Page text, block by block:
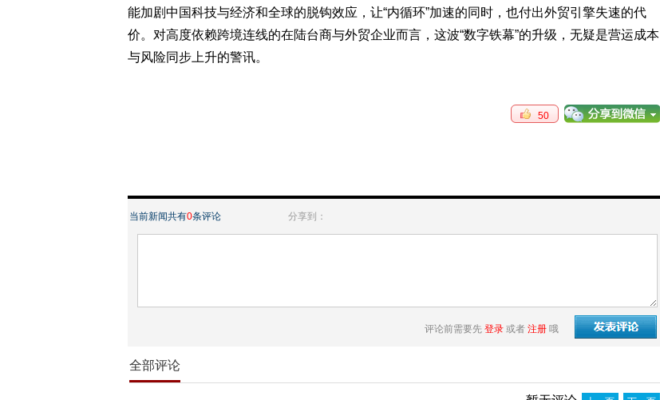
能加剧中国科技与经济和全球的脱钩效应，让“内循环”加速的同时，也付出外贸引擎失速的代
价。对高度依赖跨境连线的在陆台商与外贸企业而言，这波“数字铁幕”的升级，无疑是营运成本
与风险同步上升的警讯。
50
当前新闻共有0条评论 分享到：
评论前需要先 登录 或者 注册 哦
全部评论